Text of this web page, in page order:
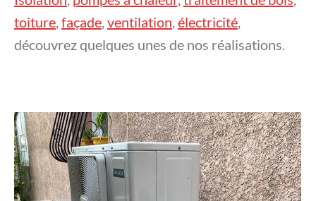
toiture,façade,ventilation,électricité,
découvrez quelques unes de nos réalisations.